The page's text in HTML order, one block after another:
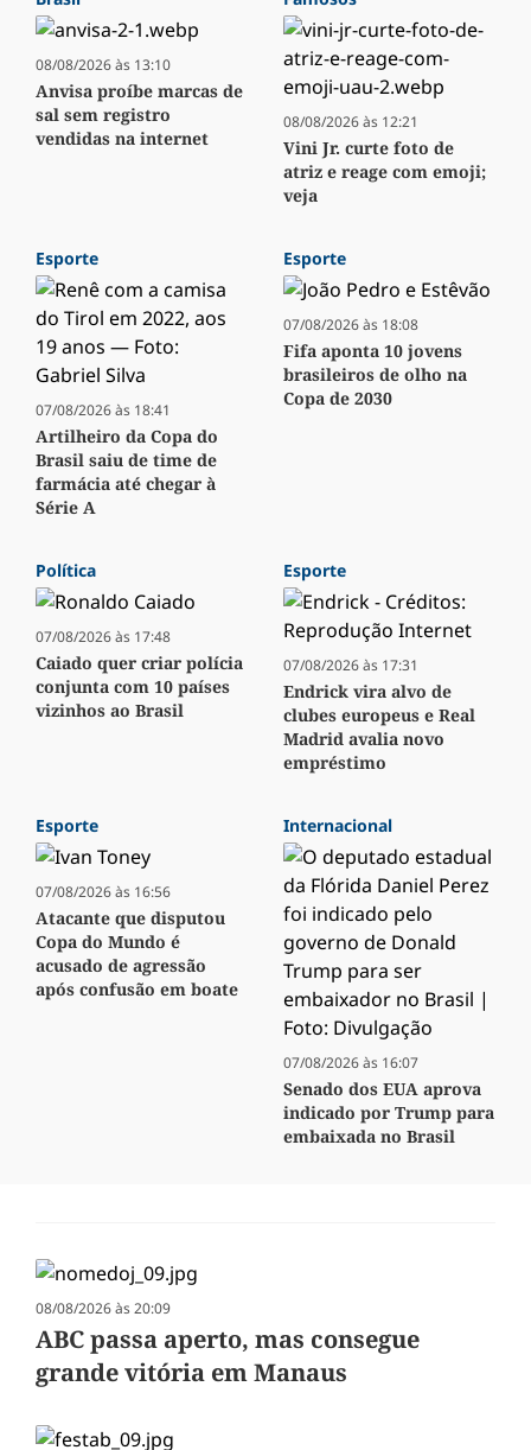
08/08/2026 às 13:10
Anvisa proíbe marcas de
sal sem registro
vendidas na internet
08/08/2026 às 12:21
Vini Jr. curte foto de
atriz e reage com emoji;
veja
Esporte
07/08/2026 às 18:41
Artilheiro da Copa do
Brasil saiu de time de
farmácia até chegar à
Série A
Esporte
07/08/2026 às 18:08
Fifa aponta 10 jovens
brasileiros de olho na
Copa de 2030
Política
07/08/2026 às 17:48
Caiado quer criar polícia
conjunta com 10 países
vizinhos ao Brasil
Esporte
07/08/2026 às 17:31
Endrick vira alvo de
clubes europeus e Real
Madrid avalia novo
empréstimo
Esporte
07/08/2026 às 16:56
Atacante que disputou
Copa do Mundo é
acusado de agressão
após confusão em boate
Internacional
07/08/2026 às 16:07
Senado dos EUA aprova
indicado por Trump para
embaixada no Brasil
08/08/2026 às 20:09
ABC passa aperto, mas consegue
grande vitória em Manaus